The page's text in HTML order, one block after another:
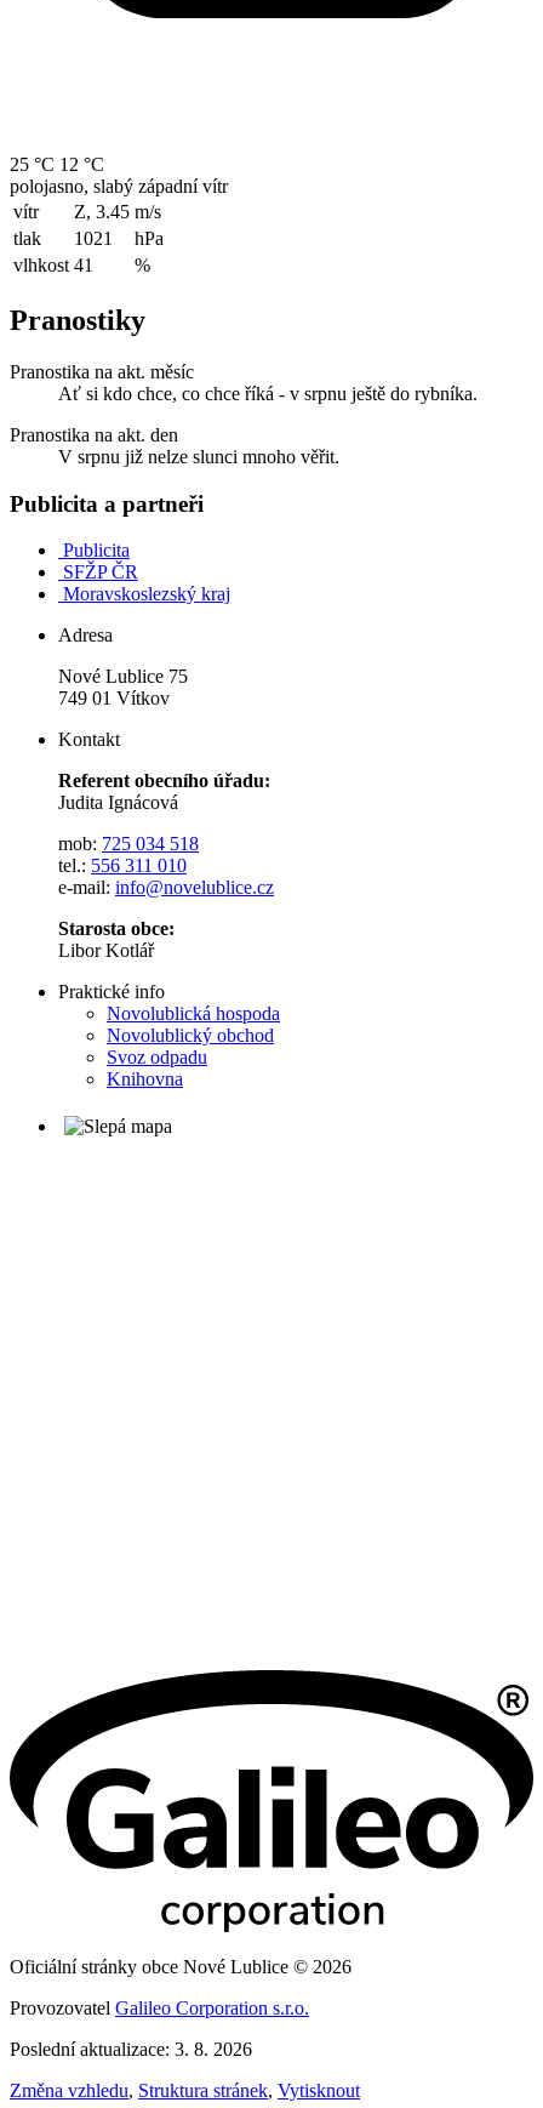
25 °C 12 °C
polojasno, slabý západní vítr
vítr
Z, 3.45 m/s
tlak
1021
hPa
vlhkost 41 %
Pranostiky
Pranostika na akt. měsíc
Ať si kdo chce, co chce říká - v srpnu ještě do rybníka.
Pranostika na akt. den
V srpnu již nelze slunci mnoho věřit.
Publicita a partneři
Publicita
SFŽP ČR
Moravskoslezský kraj
Adresa
Nové Lublice 75
749 01 Vítkov
Kontakt
Referent obecního úřadu:
Judita Ignácová
mob: 725 034 518
tel.: 556 311 010
e-mail: info@novelublice.cz
Starosta obce:
Libor Kotlář
Praktické info
Novolublická hospoda
Novolublický obchod
Svoz odpadu
Knihovna
Oficiální stránky obce Nové Lublice © 2026
Provozovatel Galileo Corporation s.r.o.
Poslední aktualizace: 3. 8. 2026
Změna vzhledu, Struktura stránek, Vytisknout